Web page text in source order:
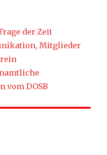
der Zeit
Mitglieder
vom DOSB